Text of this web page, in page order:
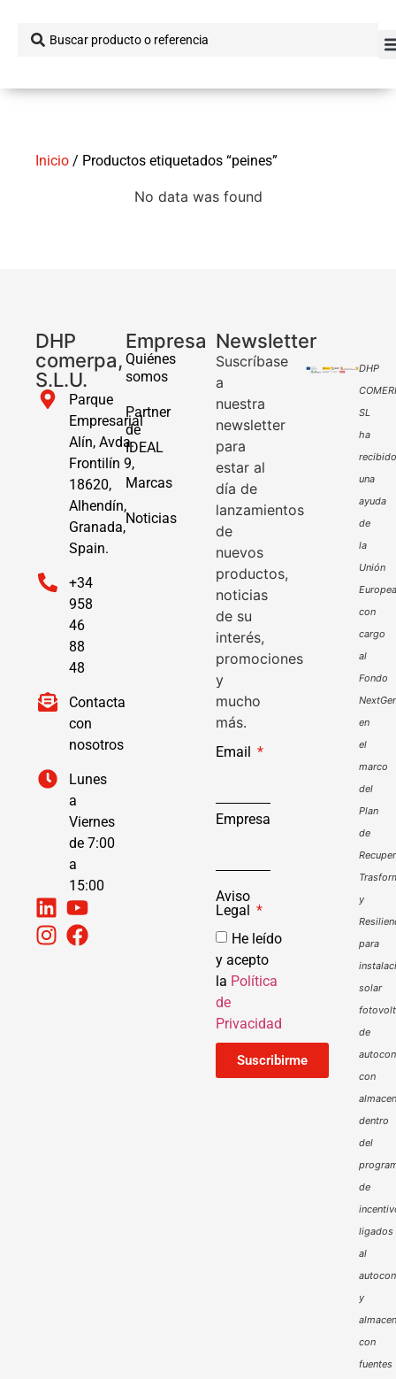
Inicio / Productos etiquetados “peines”
No data was found
DHP
comerpa,
S.L.U.
Parque
Empresarial
Alín, Avda.
Frontilín 9,
18620,
Alhendín,
Granada,
Spain.
+34
958
46
88
48
Contacta
con
nosotros
Lunes
a
Viernes
de 7:00
a
15:00
Empresa
Quiénes
somos
Partner
de
IDEAL
Marcas
Noticias
Newsletter
Suscríbase
a
nuestra
newsletter
para
estar al
día de
lanzamientos
de
nuevos
productos,
noticias
de su
interés,
promociones
y
mucho
más.
Email
Empresa
Aviso
Legal
He leído
y acepto
la Política
de
Privacidad
Suscribirme
DHP
SL
ha
recibido
una
ayuda
de
la
Unión
Europea
con
cargo
al
Fondo
en
el
marco
del
Plan
de
y
para
solar
de
con
dentro
del
de
ligados
al
y
con
fuentes